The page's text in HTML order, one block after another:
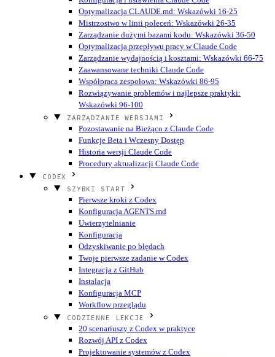
Optymalizacja CLAUDE.md: Wskazówki 16-25
Mistrzostwo w linii poleceń: Wskazówki 26-35
Zarządzanie dużymi bazami kodu: Wskazówki 36-50
Optymalizacja przepływu pracy w Claude Code
Zarządzanie wydajnością i kosztami: Wskazówki 66-75
Zaawansowane techniki Claude Code
Współpraca zespołowa: Wskazówki 86-95
Rozwiązywanie problemów i najlepsze praktyki:
Wskazówki 96-100
ZARZĄDZANIE WERSJAMI
Pozostawanie na Bieżąco z Claude Code
Funkcje Beta i Wczesny Dostęp
Historia wersji Claude Code
Procedury aktualizacji Claude Code
CODEX
SZYBKI START
Pierwsze kroki z Codex
Konfiguracja AGENTS.md
Uwierzytelnianie
Konfiguracja
Odzyskiwanie po błędach
Twoje pierwsze zadanie w Codex
Integracja z GitHub
Instalacja
Konfiguracja MCP
Workflow przeglądu
CODZIENNE LEKCJE
20 scenariuszy z Codex w praktyce
Rozwój API z Codex
Projektowanie systemów z Codex